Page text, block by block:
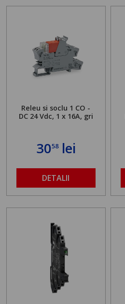
Releu si soclu 1 CO -
DC 24 Vdc, 1 x 16A, gri
3058lei
DETALII